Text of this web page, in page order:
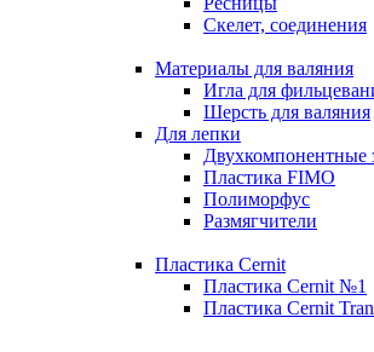
Скелет, соединения
Материалы для валяния
Игла для
Шерсть для валяния
Для лепки
Двухкомпонентные
Пластика FIMO
Полиморфус
Размягчители
Пластика Cernit
Пластика Cernit №1
Пластика Cernit